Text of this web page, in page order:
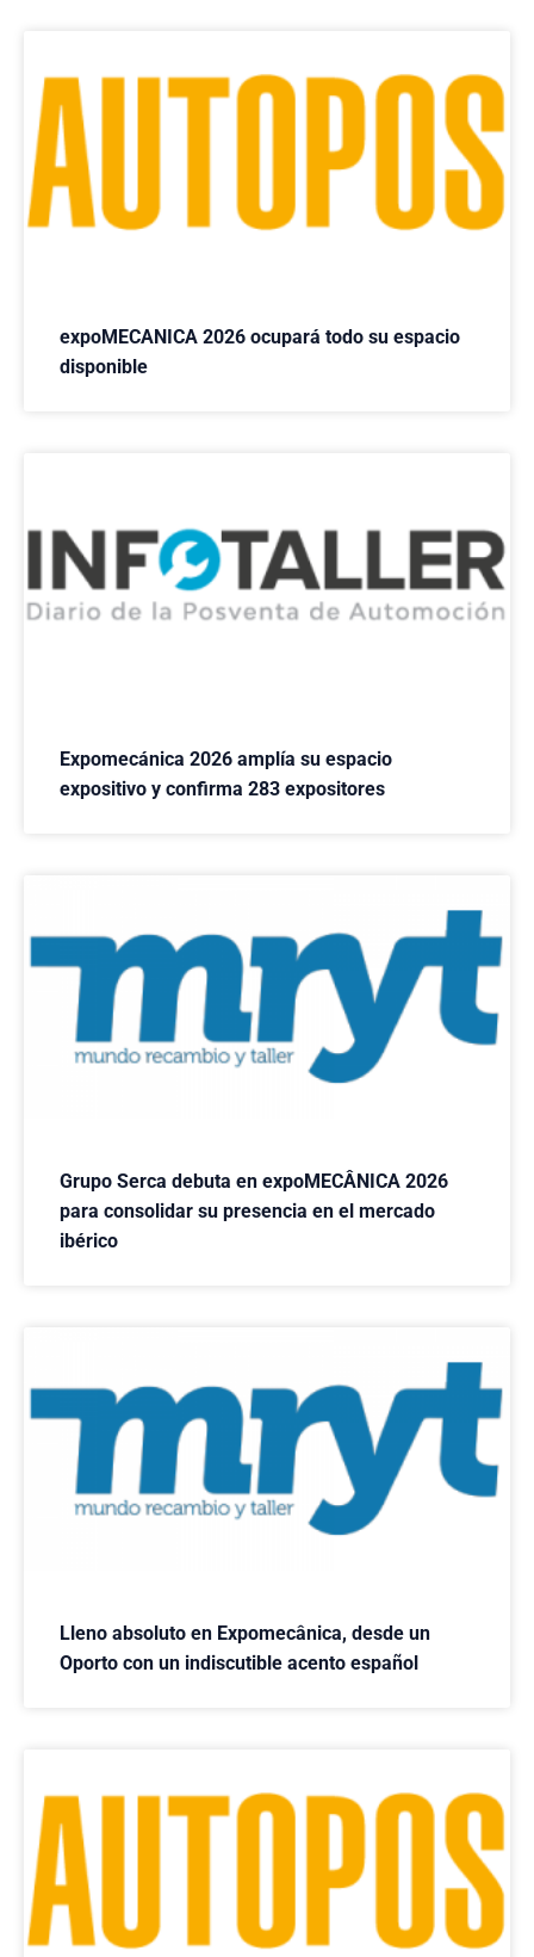
expoMECANICA 2026 ocupará todo su espacio
disponible
Expomecánica 2026 amplía su espacio
expositivo y confirma 283 expositores
Grupo Serca debuta en expoMECÂNICA 2026
para consolidar su presencia en el mercado
ibérico
Lleno absoluto en Expomecânica, desde un
Oporto con un indiscutible acento español